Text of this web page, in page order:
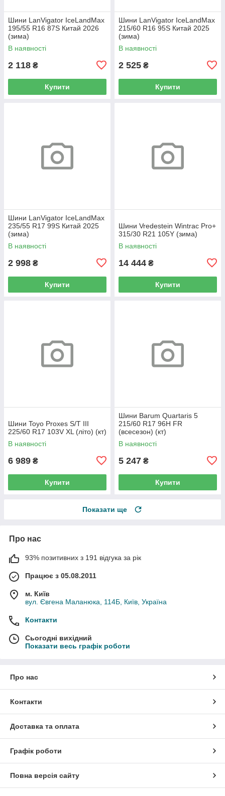
Шини LanVigator IceLandMax
195/55 R16 87S Китай 2026
(зима)
В наявності
2 118 ₴
Купити
Шини LanVigator IceLandMax
215/60 R16 95S Китай 2025
(зима)
В наявності
2 525 ₴
Купити
Шини LanVigator IceLandMax
235/55 R17 99S Китай 2025
(зима)
В наявності
2 998 ₴
Купити
Шини Vredestein Wintrac Pro+
315/30 R21 105Y (зима)
В наявності
14 444 ₴
Купити
Шини Toyo Proxes S/T III
225/60 R17 103V XL (літо) (кт)
В наявності
6 989 ₴
Купити
Шини Barum Quartaris 5
215/60 R17 96H FR
(всесезон) (кт)
В наявності
5 247 ₴
Купити
Показати ще
Про нас
93% позитивних з 191 відгука за рік
Працює з 05.08.2011
м. Київ
вул. Євгена Маланюка, 114Б, Київ, Україна
Контакти
Сьогодні вихідний
Показати весь графік роботи
Про нас
Контакти
Доставка та оплата
Графік роботи
Повна версія сайту